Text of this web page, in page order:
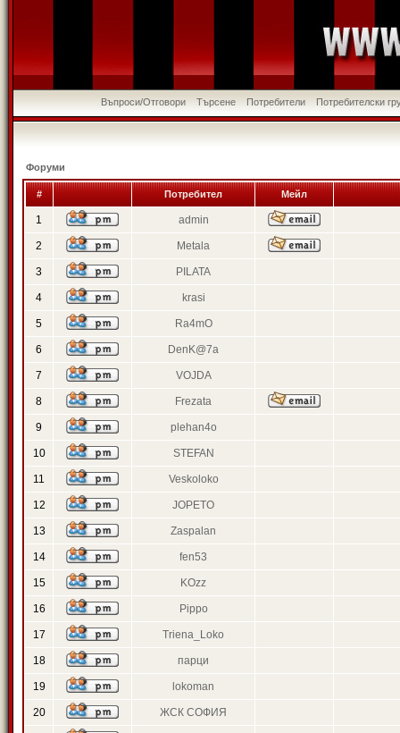
Въпроси/Отговори Търсене Потребители Потребителски
Форуми
# Потребител Мейл
1 admin
2 Metala
3 PILATA
4 krasi
5 Ra4mO
6 DenK@7a
7 VOJDA
8 Frezata
9 plehan4o
10 STEFAN
11 Veskoloko
12 JOPETO
13 Zaspalan
14 fen53
15 KOzz
16 Pippo
17 Triena_Loko
18 парци
19 lokoman
20 ЖСК СОФИЯ